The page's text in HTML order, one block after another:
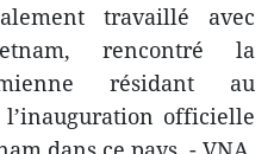
travaillé avec
rencontré la
résidant au
officielle